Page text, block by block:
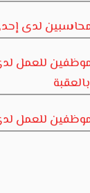
لدى
للعمل
للعمل